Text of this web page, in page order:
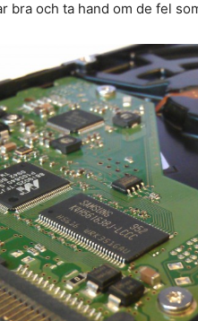
bra och ta hand om de fel